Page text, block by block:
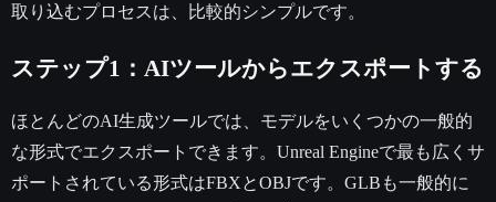
取り込むプロセスは、比較的シンプルです。
ステップ1：AIツールからエクスポートする
ほとんどのAI生成ツールでは、モデルをいくつかの一般的
な形式でエクスポートできます。Unreal Engineで最も広くサ
ポートされている形式はFBXとOBJです。GLBも一般的に